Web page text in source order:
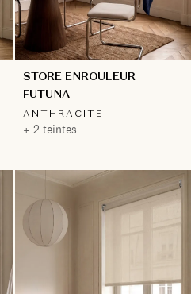
STORE ENROULEUR
FUTUNA
ANTHRACITE
+ 2 teintes